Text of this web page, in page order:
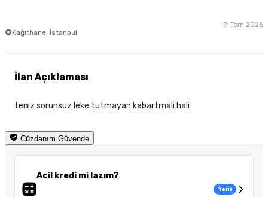
Kağıthane, İstanbul
9 Tem 2026
Cüzdanım Güvende
Acil kredi mi lazım?
Yeni
İlan Açıklaması
teniz sorunsuz leke tutmayan kabartmali hali